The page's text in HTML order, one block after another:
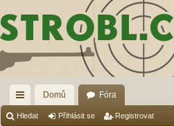
yc
Domů Fóra
Hledat Přihlásit se Registrovat